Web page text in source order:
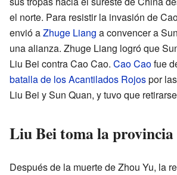
el norte. Para resistir la invasión de
envió aZhuge Liang a convencer a
una alianza. Zhuge Liang logró que
Liu Bei contra Cao Cao. Cao Caofue
batalla de los Acantilados Rojospor
Liu Bei y Sun Quan, y tuvo que
Liu Bei toma la
Después de la muerte de Zhou Yu, la